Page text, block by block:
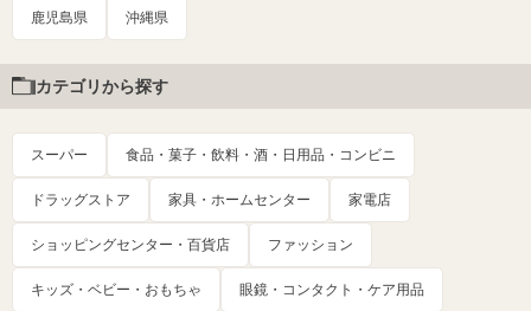
鹿児島県 沖縄県
カテゴリから探す
スーパー 食品・菓子・飲料・酒・日用品・コンビニ
ドラッグストア 家具・ホームセンター 家電店
ショッピングセンター・百貨店 ファッション
キッズ・ベビー・おもちゃ 眼鏡・コンタクト・ケア用品